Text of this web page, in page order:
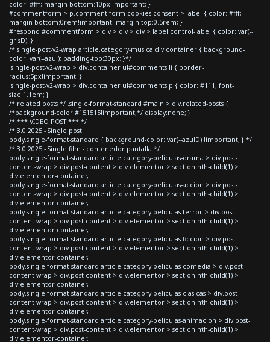
color: #fff; margin-bottom:10px!important; }
#commentform > p.comment-form-cookies-consent > label { color: #fff;
margin-bottom:0rem!important; margin-top:0.5rem; }
#respond #commentform > div > div > div > label.control-label { color: var(--
grisD); }
/*.single-post-v2-wrap article.category-musica div.container { background-
color: var(--azul); padding-top:30px; }*/
.single-post-v2-wrap > div.container ul#comments li { border-
radius:5px!important; }
.single-post-v2-wrap > div.container ul#comments p { color: #111; font-
size:1.1em; }
/* related posts */ .single-format-standard #main > div.related-posts {
/*background-color:#151515!important;*/ display:none; }
/* *** VIDEO POST *** */
/* 3.0 2025 - Single post
body.single-format-standard { background-color: var(--azulD) !important; } */
/* 3.0 2025 - Single film - contenedor pantalla */
body.single-format-standard article.category-peliculas-drama > div.post-
content-wrap > div.post-content > div.elementor > section:nth-child(1) >
div.elementor-container,
body.single-format-standard article.category-peliculas-accion > div.post-
content-wrap > div.post-content > div.elementor > section:nth-child(1) >
div.elementor-container,
body.single-format-standard article.category-peliculas-terror > div.post-
content-wrap > div.post-content > div.elementor > section:nth-child(1) >
div.elementor-container,
body.single-format-standard article.category-peliculas-ficcion > div.post-
content-wrap > div.post-content > div.elementor > section:nth-child(1) >
div.elementor-container,
body.single-format-standard article.category-peliculas-comedia > div.post-
content-wrap > div.post-content > div.elementor > section:nth-child(1) >
div.elementor-container,
body.single-format-standard article.category-peliculas-clasicas > div.post-
content-wrap > div.post-content > div.elementor > section:nth-child(1) >
div.elementor-container,
body.single-format-standard article.category-peliculas-animacion > div.post-
content-wrap > div.post-content > div.elementor > section:nth-child(1) >
div.elementor-container,